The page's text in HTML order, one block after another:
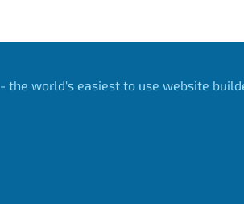
- the world's easiest to use website